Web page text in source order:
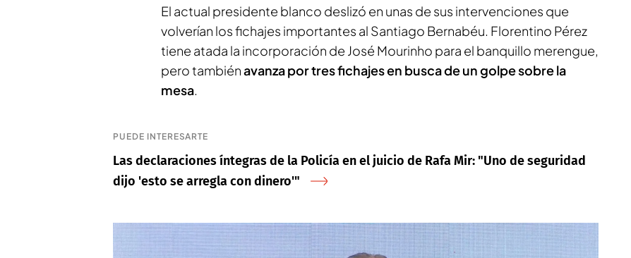
El actual presidente blanco deslizó en unas de sus intervenciones que
volverían los fichajes importantes al Santiago Bernabéu. Florentino Pérez
tiene atada la incorporación de José Mourinho para el banquillo merengue,
pero tambiénavanza por tres fichajes en busca de un golpe sobre la
mesa.
PUEDE INTERESARTE
Las declaraciones íntegras de la Policía en el juicio de Rafa Mir: "Uno de seguridad
dijo 'esto se arregla con dinero'"